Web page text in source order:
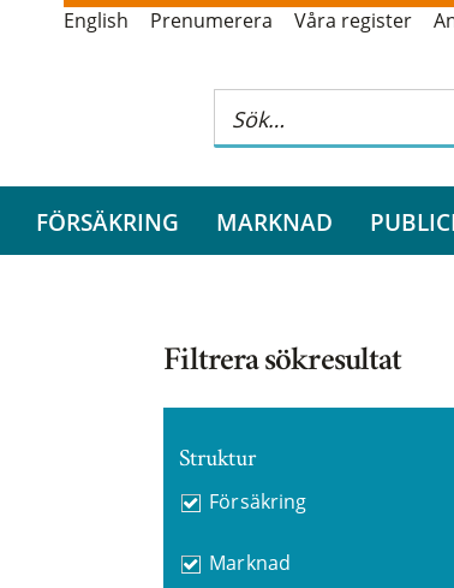
English Prenumerera Våra register
FÖRSÄKRING MARKNAD
Filtrera sökresultat
Struktur
Försäkring
Marknad